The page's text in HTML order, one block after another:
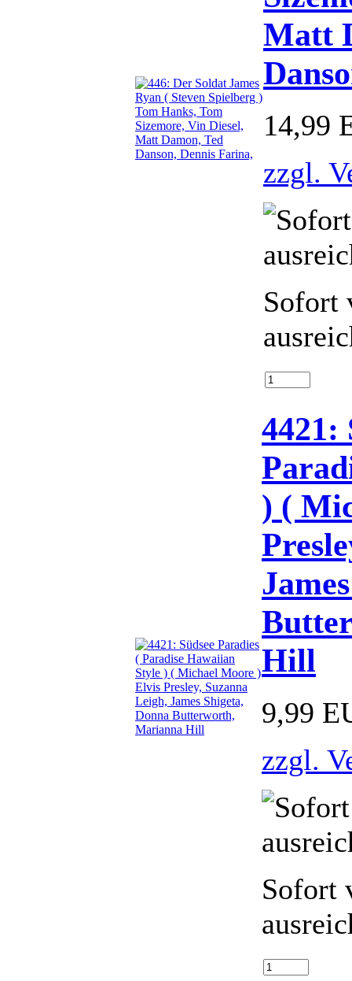
Matt
14,99
zzgl.
Sofort
4421:
) (
Hill
9,99
zzgl.
Sofort